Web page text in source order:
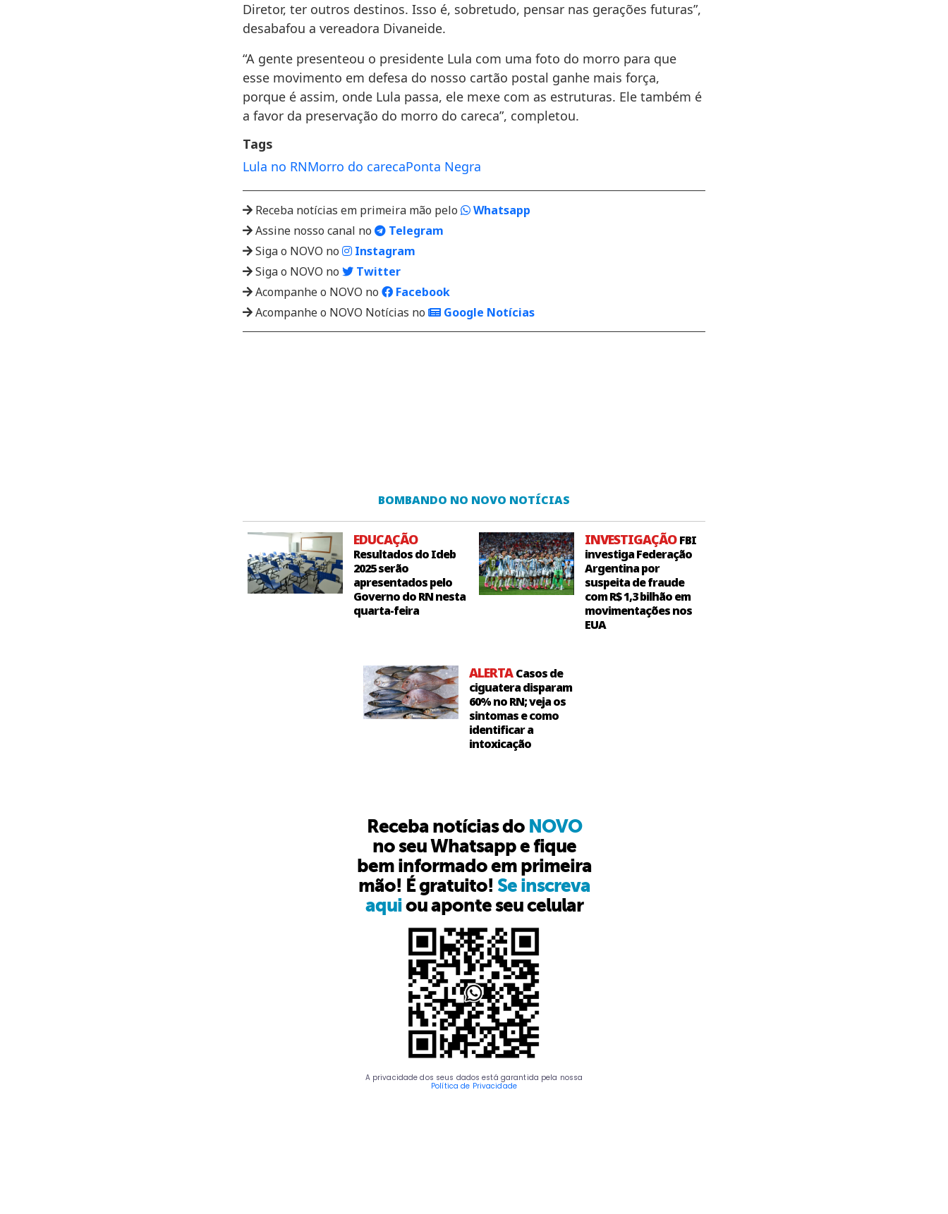
Diretor, ter outros destinos. Isso é, sobretudo, pensar nas gerações futuras”,
desabafou a vereadora Divaneide.
“A gente presenteou o presidente Lula com uma foto do morro para que
esse movimento em defesa do nosso cartão postal ganhe mais força,
porque é assim, onde Lula passa, ele mexe com as estruturas. Ele também é
a favor da preservação do morro do careca”, completou.
Tags
Lula no RNMorro do carecaPonta Negra
Receba notícias em primeira mão pelo
Whatsapp
Assine nosso canal no
Telegram
Siga o NOVO no
Instagram
Siga o NOVO no
Twitter
Acompanhe o NOVO no
Facebook
Acompanhe o NOVO Notícias no
Google Notícias
BOMBANDO NO NOVO NOTÍCIAS
EDUCAÇÃO
Resultados do Ideb
2025 serão
apresentados pelo
Governo do RN nesta
quarta-feira
INVESTIGAÇÃOFBI
investiga Federação
Argentina por
suspeita de fraude
com R$ 1,3 bilhão em
movimentações nos
EUA
ALERTACasos de
ciguatera disparam
60% no RN; veja os
sintomas e como
identificar a
intoxicação
Receba notícias do NOVO
no seu Whatsapp e fique
bem informado em primeira
mão! É gratuito! Se inscreva
aquiou aponte seu celular
A privacidade dos seus dados está garantida pela nossa
Política de Privacidade